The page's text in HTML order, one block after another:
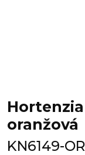
oranžová
KN6149-